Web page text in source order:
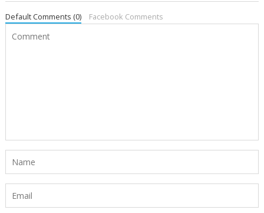
Default Comments (0) Facebook Comments